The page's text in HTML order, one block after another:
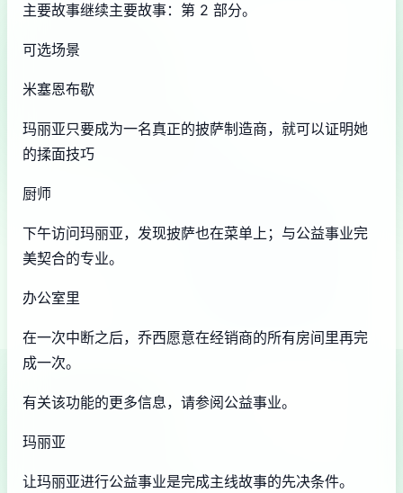
主要故事继续主要故事：第 2 部分。
可选场景
米塞恩布歇
玛丽亚只要成为一名真正的披萨制造商，就可以证明她
的揉面技巧
厨师
下午访问玛丽亚，发现披萨也在菜单上；与公益事业完
美契合的专业。
办公室里
在一次中断之后，乔西愿意在经销商的所有房间里再完
成一次。
有关该功能的更多信息，请参阅公益事业。
玛丽亚
让玛丽亚进行公益事业是完成主线故事的先决条件。